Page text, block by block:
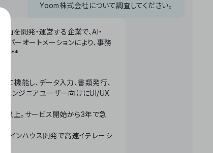
Yoom株式会社について調査してください。
を開発・運営する企業で、AI・
パーオートメーションにより、事務
。**
機能し、データ入力、書類発行、
エンジニアユーザー向けにUI/UX
上。サービス開始から3年で急
インハウス開発で高速イテレーシ